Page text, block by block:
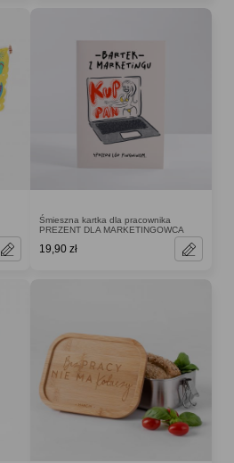
Śmieszna kartka dla pracownika
PREZENT DLA MARKETINGOWCA
19,90 zł